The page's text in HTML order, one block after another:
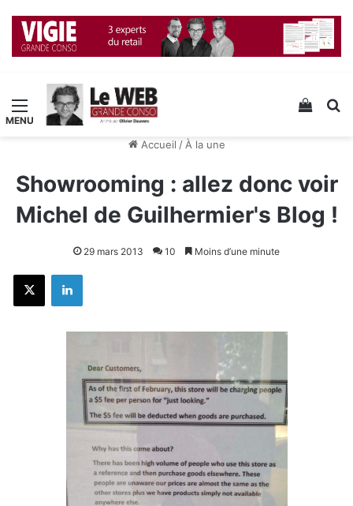
Menu Voir
Accueil / À la une
Showrooming : allez donc voir
Michel de Guilhermier's Blog !
29 mars 2013 10 Moins d’une minute
X Linkedin